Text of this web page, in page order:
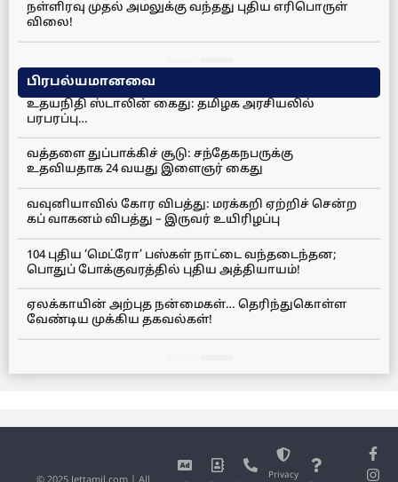
நள்ளிரவு முதல் அமலுக்கு வந்தது புதிய எரிபொருள்
விலை!
பிரபல்யமானவை
உதயநிதி ஸ்டாலின் கைது: தமிழக அரசியலில்
பரபரப்பு…
வத்தளை துப்பாக்கிச் சூடு: சந்தேகநபருக்கு
உதவியதாக 24 வயது இளைஞர் கைது
வவுனியாவில் கோர விபத்து: மரக்கறி ஏற்றிச் சென்ற
கப் வாகனம் விபத்து – இருவர் உயிரிழப்பு
104 புதிய ‘மெட்ரோ’ பஸ்கள் நாட்டை வந்தடைந்தன;
பொதுப் போக்குவரத்தில் புதிய அத்தியாயம்!
ஏலக்காயின் அற்புத நன்மைகள்… தெரிந்துகொள்ள
வேண்டிய முக்கிய தகவல்கள்!
Privacy